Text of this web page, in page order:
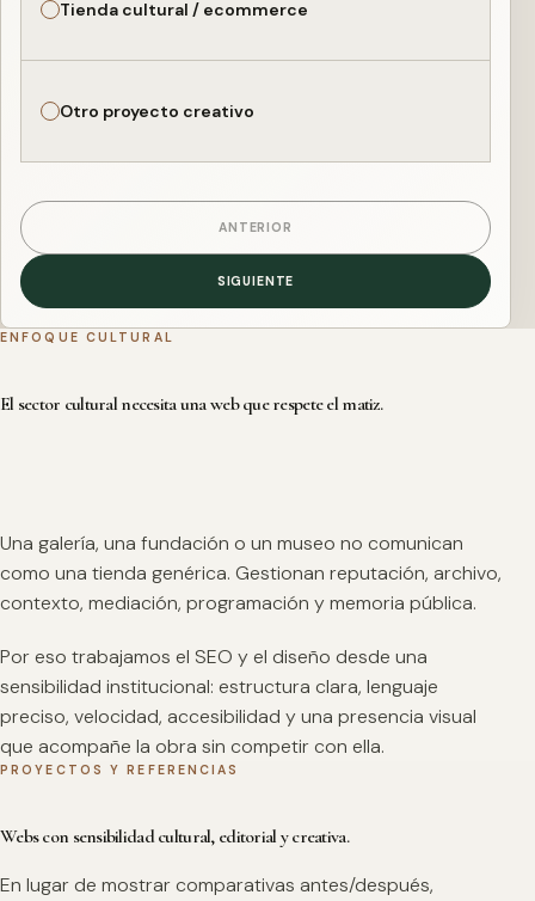
Tienda cultural / ecommerce
Otro proyecto creativo
ANTERIOR
SIGUIENTE
ENFOQUE CULTURAL
El sector cultural necesita una web que respete el matiz.
Una galería, una fundación o un museo no comunican
como una tienda genérica. Gestionan reputación, archivo,
contexto, mediación, programación y memoria pública.
Por eso trabajamos el SEO y el diseño desde una
sensibilidad institucional: estructura clara, lenguaje
preciso, velocidad, accesibilidad y una presencia visual
que acompañe la obra sin competir con ella.
PROYECTOS Y REFERENCIAS
Webs con sensibilidad cultural, editorial y creativa.
En lugar de mostrar comparativas antes/después,